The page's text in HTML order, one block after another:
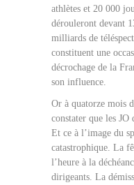
athlètes et 20 000
dérouleront devant
milliards de
constituent une
décrochage de la
son influence.
Or à quatorze mois
constater que les
Et ce à l’image du
catastrophique. La
l’heure à la
dirigeants. La